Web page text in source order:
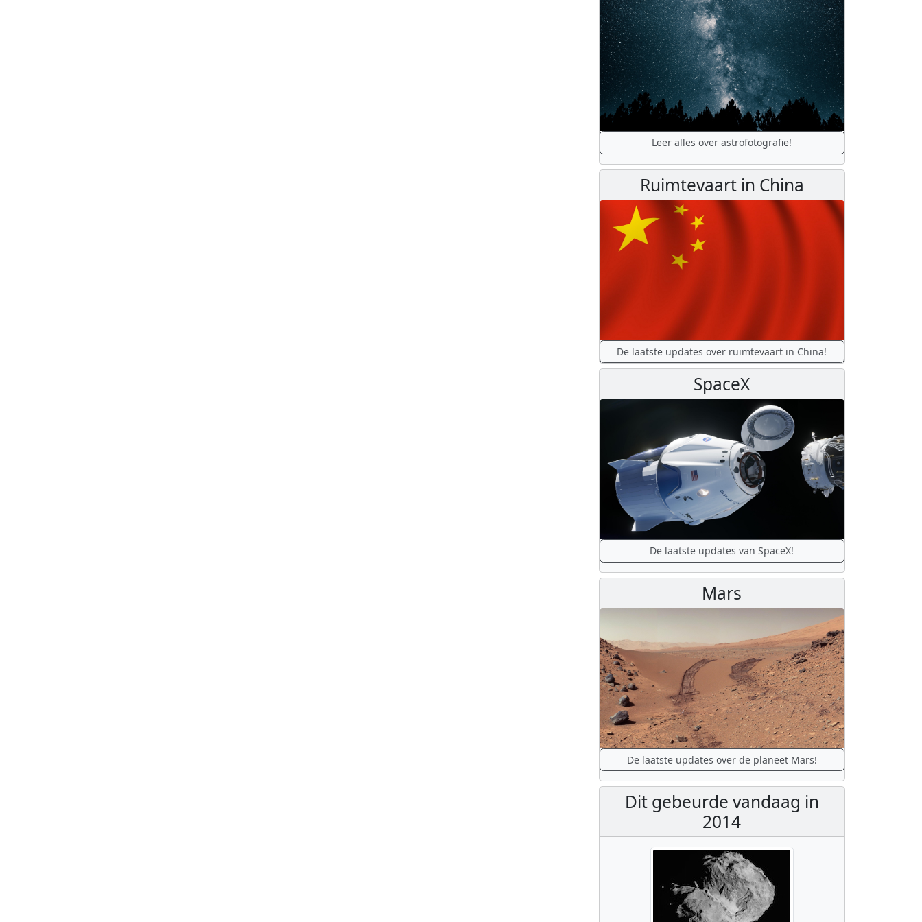
Leer alles over astrofotografie!
Ruimtevaart in China
De laatste updates over ruimtevaart in China!
SpaceX
De laatste updates van SpaceX!
Mars
De laatste updates over de planeet Mars!
Dit gebeurde vandaag in
2014